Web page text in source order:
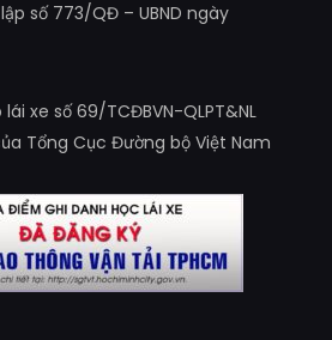
số 773/QĐ – UBND ngày
xe số 69/TCĐBVN-QLPT&NL
Tổng Cục Đường bộ Việt Nam